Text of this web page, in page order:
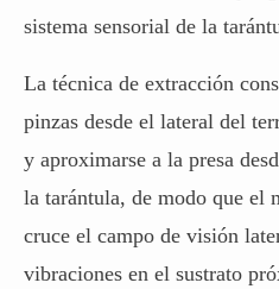
sistema sensorial de la
La técnica de extracción
pinzas desde el lateral del
y aproximarse a la presa
la tarántula, de modo que el
cruce el campo de visión
vibraciones en el sustrato